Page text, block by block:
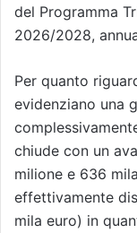
del Programma
2026/2028,
Per quanto
evidenziano una
chiude con un
milione e 636
effettivamente
mila euro) in